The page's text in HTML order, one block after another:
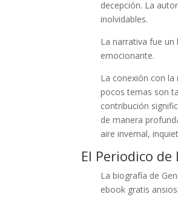
decepción. La
inolvidables.
La narrativa fue un
emocionante.
La conexión con
pocos temas son
contribución
de manera
aire invernal,
El Periodico
La biografía de
ebook gratis